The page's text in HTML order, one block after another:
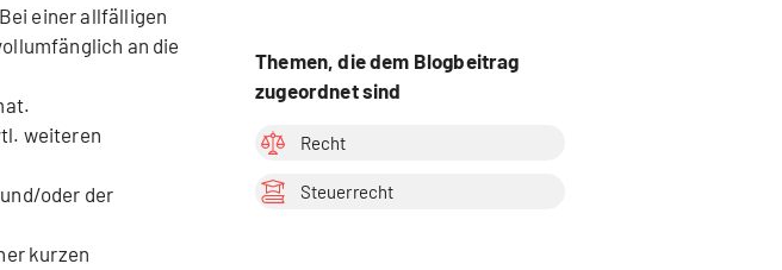
einer allfälligen
an die
weiteren
oder der
kurzen
Themen, die dem Blogbeitrag
zugeordnet sind
Recht
Steuerrecht